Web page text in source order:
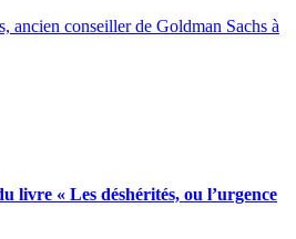
ancien conseiller de Goldman Sachs à
livre « Les déshérités, ou l’urgence